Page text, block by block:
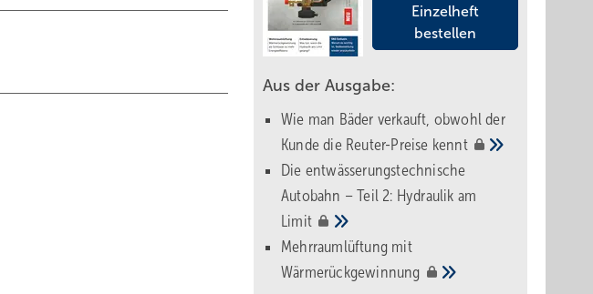
Einzelheft
bestellen
Aus der Ausgabe:
Wie man Bäder verkauft, obwohl der
Kunde die Reuter-Preise kennt
Die entwässerungstechnische
Autobahn – Teil 2: Hydraulik am
Limit
Mehrraumlüftung mit
Wärmerückgewinnung